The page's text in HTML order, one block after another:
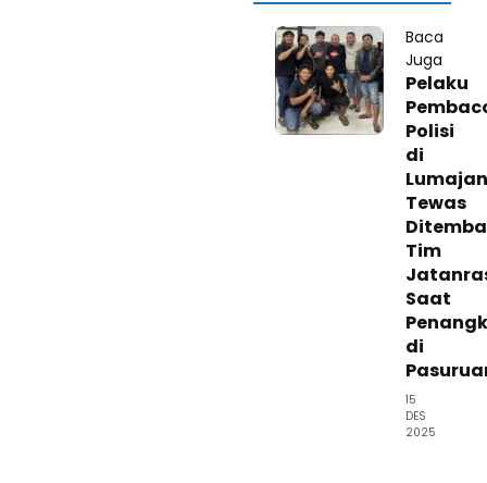
Baca
Juga
Pelaku
Polisi
di
Tewas
Tim
Saat
di
15
DES
2025